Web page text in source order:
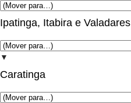
Ipatinga, Itabira e Valadares
▼
Caratinga